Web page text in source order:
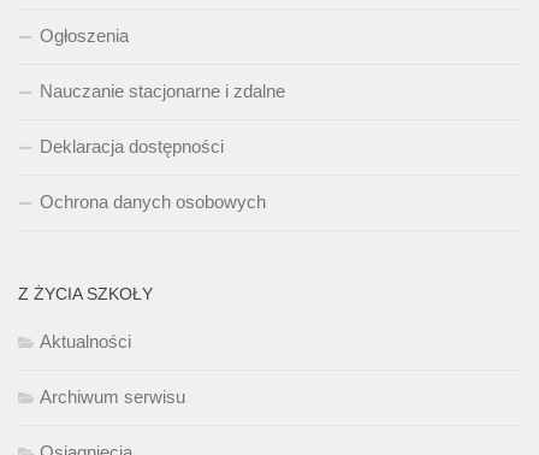
Ogłoszenia
Nauczanie stacjonarne i zdalne
Deklaracja dostępności
Ochrona danych osobowych
Z ŻYCIA SZKOŁY
Aktualności
Archiwum serwisu